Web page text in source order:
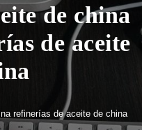
de china
de aceite
refinerías de aceite de china